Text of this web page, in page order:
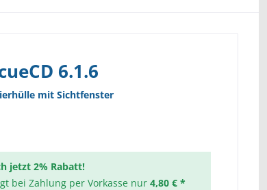
6.1.6
mit Sichtfenster
jetzt 2% Rabatt!
bei Zahlung per Vorkasse nur 4,80 € *